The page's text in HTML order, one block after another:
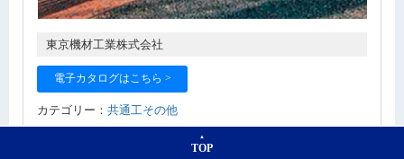
東京機材工業株式会社
電子カタログはこちら >
カテゴリー： 共通工その他
「大口径基礎杭」は最も汎用的な基礎で、マンションや住
宅などの建築現場で広く採用されている。東京機材工業で
TOP